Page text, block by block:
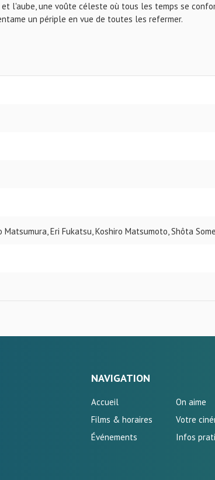
l'aube, une voûte céleste où tous les temps se
un périple en vue de toutes les refermer.
Matsumura, Eri Fukatsu, Koshiro Matsumoto, Shôta
NAVIGATION
Accueil
Films & horaires
Événements
On aime
Votre
Infos